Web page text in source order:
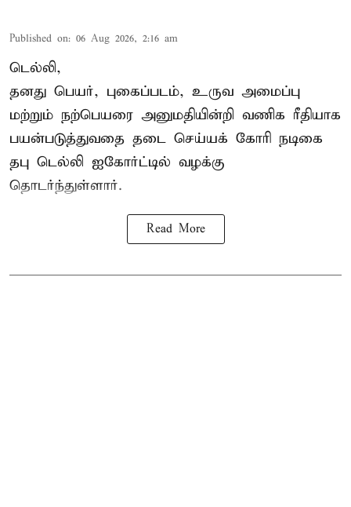
Published on: 06 Aug 2026, 2:16 am
டெல்லி,
தனது பெயர், புகைப்படம், உருவ அமைப்பு
மற்றும் நற்பெயரை அனுமதியின்றி வணிக ரீதியாக
பயன்படுத்துவதை தடை செய்யக் கோரி நடிகை
தபு டெல்லி ஐகோர்ட்டில் வழக்கு
தொடர்ந்துள்ளார்.
Read More